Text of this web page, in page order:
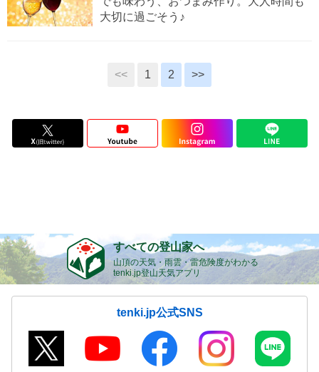
大切に過ごそう♪
<< 1 2 >>
すべての登山家へ
山頂の天気・雨雲・雷危険度がわかる
tenki.jp登山天気アプリ
tenki.jp公式SNS